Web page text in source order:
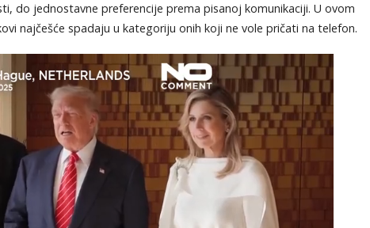
do jednostavne preferencije prema pisanoj komunikaciji. U ovom
najčešće spadaju u kategoriju onih koji ne vole pričati na telefon.